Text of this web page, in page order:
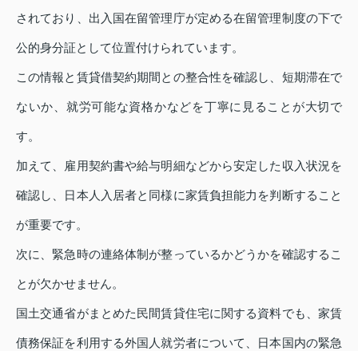
されており、出入国在留管理庁が定める在留管理制度の下で
公的身分証として位置付けられています。
この情報と賃貸借契約期間との整合性を確認し、短期滞在で
ないか、就労可能な資格かなどを丁寧に見ることが大切で
す。
加えて、雇用契約書や給与明細などから安定した収入状況を
確認し、日本人入居者と同様に家賃負担能力を判断すること
が重要です。
次に、緊急時の連絡体制が整っているかどうかを確認するこ
とが欠かせません。
国土交通省がまとめた民間賃貸住宅に関する資料でも、家賃
債務保証を利用する外国人就労者について、日本国内の緊急